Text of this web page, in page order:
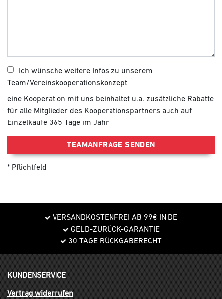
Ich wünsche weitere Infos zu unserem
Team/Vereinskooperationskonzept
eine Kooperation mit uns beinhaltet u.a. zusätzliche Rabatte
für alle Mitglieder des Kooperationspartners auch auf
Einzelkäufe 365 Tage im Jahr
TEAMANFRAGE SENDEN
Pflichtfeld
VERSANDKOSTENFREI AB 99€ IN DE
GELD-ZURÜCK-GARANTIE
30 TAGE RÜCKGABERECHT
KUNDENSERVICE
Vertrag widerrufen